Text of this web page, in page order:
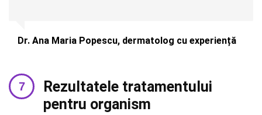
Dr. Ana Maria Popescu, dermatolog cu experiență
Rezultatele tratamentului
pentru organism